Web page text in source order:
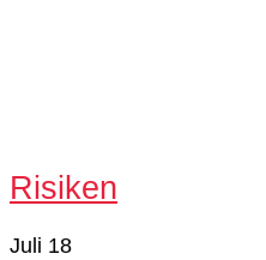
Risiken
Juli 18